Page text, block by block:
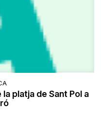
platja de Sant Pol a